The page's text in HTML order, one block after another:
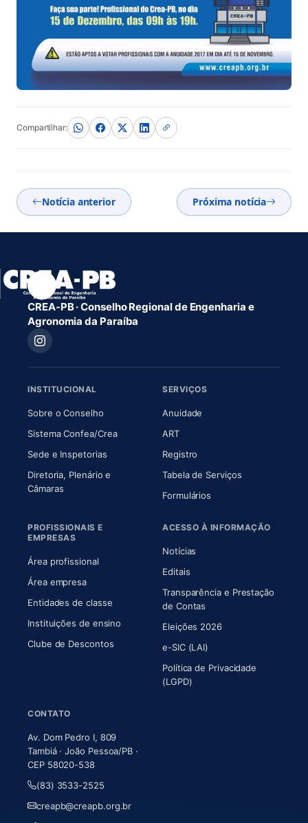
Compartilhar:
Notícia anterior Próxima notícia
CREA-PB · Conselho Regional de Engenharia e
Agronomia da Paraíba
INSTITUCIONAL
Sobre o Conselho(abre em nova aba)
Sistema Confea/Crea(abre em nova aba)
Sede e Inspetorias
Diretoria, Plenário e
Câmaras(abre em nova aba)
SERVIÇOS
Anuidade
ART(abre em nova aba)
Registro
Tabela de Serviços
Formulários
PROFISSIONAIS E
EMPRESAS
Área profissional
Área empresa
Entidades de classe
Instituições de ensino
Clube de Descontos
ACESSO À INFORMAÇÃO
Notícias
Editais
Transparência e Prestação
de Contas
Eleições 2026
e-SIC (LAI)
Política de Privacidade
(LGPD)
CONTATO
Av. Dom Pedro I, 809
Tambiá · João Pessoa/PB ·
CEP 58020-538
(83) 3533-2525
creapb@creapb.org.br